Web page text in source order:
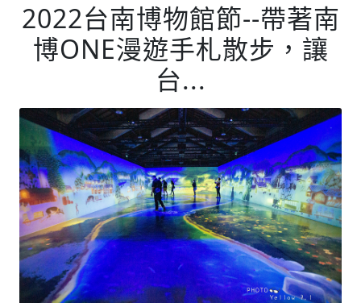
2022台南博物館節--帶著南
博ONE漫遊手札散步，讓
台...